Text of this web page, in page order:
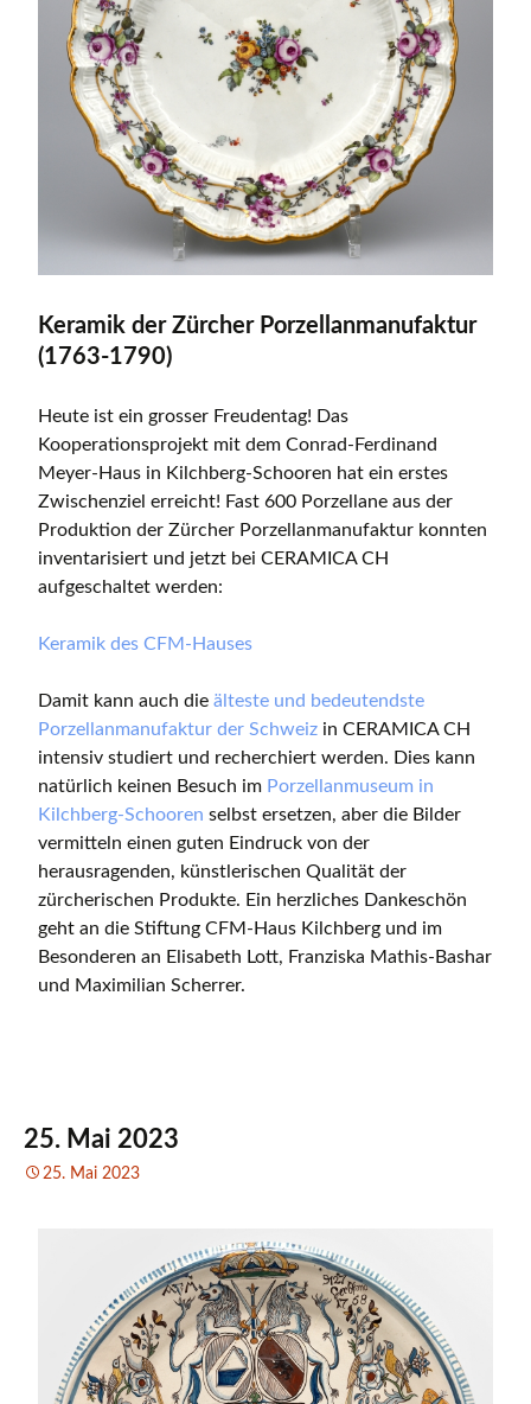
Keramik der Zürcher Porzellanmanufaktur
(1763-1790)
Heute ist ein grosser Freudentag! Das
Kooperationsprojekt mit dem Conrad-Ferdinand
Meyer-Haus in Kilchberg-Schooren hat ein erstes
Zwischenziel erreicht! Fast 600 Porzellane aus der
Produktion der Zürcher Porzellanmanufaktur konnten
inventarisiert und jetzt bei CERAMICA CH
aufgeschaltet werden:
Keramik des CFM-Hauses
Damit kann auch die älteste und bedeutendste
Porzellanmanufaktur der Schweiz in CERAMICA CH
intensiv studiert und recherchiert werden. Dies kann
natürlich keinen Besuch im Porzellanmuseum in
Kilchberg-Schooren selbst ersetzen, aber die Bilder
vermitteln einen guten Eindruck von der
herausragenden, künstlerischen Qualität der
zürcherischen Produkte. Ein herzliches Dankeschön
geht an die Stiftung CFM-Haus Kilchberg und im
Besonderen an Elisabeth Lott, Franziska Mathis-Bashar
und Maximilian Scherrer.
25. Mai 2023
25. Mai 2023